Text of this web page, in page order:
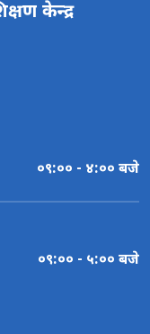
केन्द्र
०९:०० - ४:०० बजे
०९:०० - ५:०० बजे